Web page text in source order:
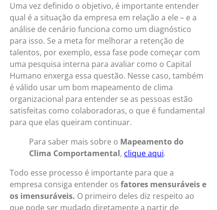
Uma vez definido o objetivo, é importante entender
qual é a situação da empresa em relação a ele – e a
análise de cenário funciona como um diagnóstico
para isso. Se a meta for melhorar a retenção de
talentos, por exemplo, essa fase pode começar com
uma pesquisa interna para avaliar como o Capital
Humano enxerga essa questão. Nesse caso, também
é válido usar um bom mapeamento de clima
organizacional para entender se as pessoas estão
satisfeitas como colaboradoras, o que é fundamental
para que elas queiram continuar.
Para saber mais sobre o Mapeamento do
Clima Comportamental, clique aqui.
Todo esse processo é importante para que a
empresa consiga entender os fatores mensuráveis e
os imensuráveis. O primeiro deles diz respeito ao
que pode ser mudado diretamente a partir de